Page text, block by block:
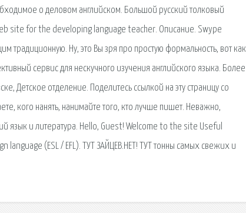
о деловом английском. Большой русский толковый
site for the developing language teacher. Описание. Swype
традиционную. Ну, это Вы зря про простую формальность, вот как
сервис для нескучного изучения английского языка. Более
Детское отделение. Поделитесь ссылкой на эту страницу со
кого нанять, нанимайте того, кто лучше пишет. Неважно,
язык и литература. Hello, Guest! Welcome to the site Useful
(ESL / EFL). ТУТ ЗАЙЦЕВ.НЕТ! ТУТ тонны самых свежих и